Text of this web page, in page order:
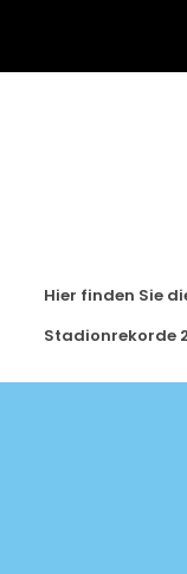
Hier finden Sie
Stadionrekorde